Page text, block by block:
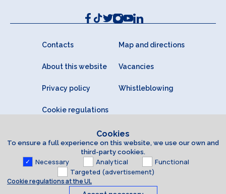
Contacts Map and directions
About this website Vacancies
Privacy policy Whistleblowing
Cookie regulations
Cookies
To ensure a full experience on this website, we use our own and
third-party cookies.
Necessary Analytical
Functional
Targeted (advertisement)
Cookie regulations at the UL